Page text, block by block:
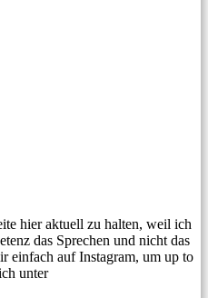
hier aktuell zu halten, weil ich
das Sprechen und nicht das
einfach auf Instagram, um up to
unter